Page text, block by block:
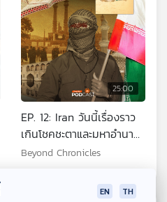
25:00
EP. 12: Iran วันนี้เรื่องราว
เกินโชคชะตาและมหาอำนาจ
ที่ถูกกดทับ
Beyond Chronicles
EN TH